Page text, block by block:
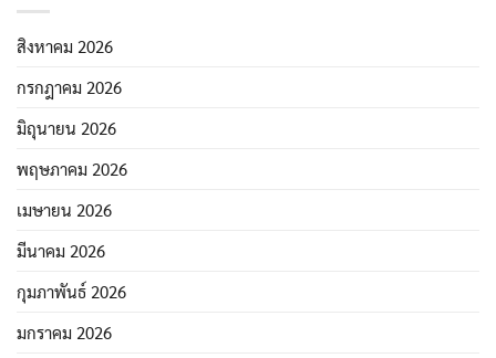
สิงหาคม 2026
กรกฎาคม 2026
มิถุนายน 2026
พฤษภาคม 2026
เมษายน 2026
มีนาคม 2026
กุมภาพันธ์ 2026
มกราคม 2026